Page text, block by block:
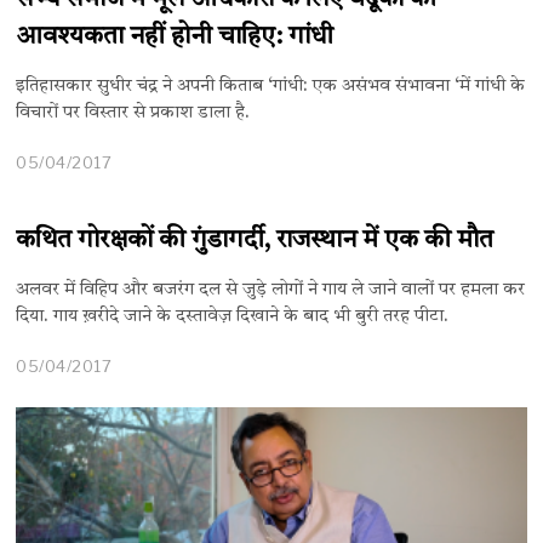
आवश्यकता नहीं होनी चाहिए: गांधी
इतिहासकार सुधीर चंद्र ने अपनी किताब ‘गांधी: एक असंभव संभावना ‘में गांधी के
विचारों पर विस्तार से प्रकाश डाला है.
05/04/2017
कथित गोरक्षकों की गुंडागर्दी, राजस्थान में एक की मौत
अलवर में विहिप और बजरंग दल से जुड़े लोगों ने गाय ले जाने वालों पर हमला कर
दिया. गाय ख़रीदे जाने के दस्तावेज़ दिखाने के बाद भी बुरी तरह पीटा.
05/04/2017